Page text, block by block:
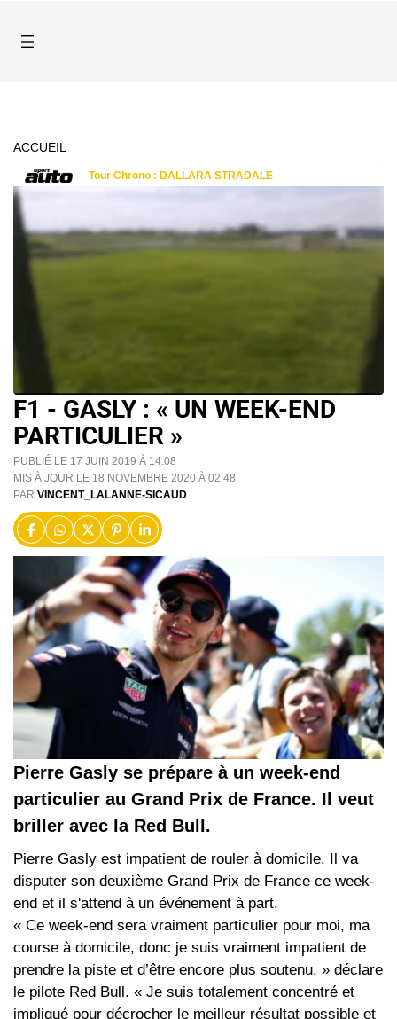
ACCUEIL
F1 - GASLY : « UN WEEK-END
PARTICULIER »
PUBLIÉ LE 17 JUIN 2019 À 14:08
MIS À JOUR LE 18 NOVEMBRE 2020 À 02:48
PAR VINCENT_LALANNE-SICAUD
Pierre Gasly se prépare à un week-end
particulier au Grand Prix de France. Il veut
briller avec la Red Bull.
Pierre Gasly est impatient de rouler à domicile. Il va
disputer son deuxième Grand Prix de France ce week-
end et il s'attend à un événement à part.
« Ce week-end sera vraiment particulier pour moi, ma
course à domicile, donc je suis vraiment impatient de
prendre la piste et d’être encore plus soutenu, » déclare
le pilote Red Bull. « Je suis totalement concentré et
impliqué pour décrocher le meilleur résultat possible et